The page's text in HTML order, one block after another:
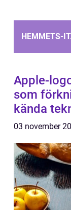
HEMMETS-
Apple-
som
kända
03 november